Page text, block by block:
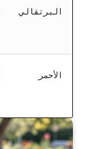
البرتقالي
الأحمر